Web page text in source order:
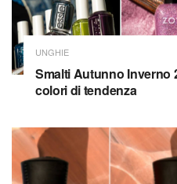
UNGHIE
Smalti Autunno Inverno
colori di tendenza